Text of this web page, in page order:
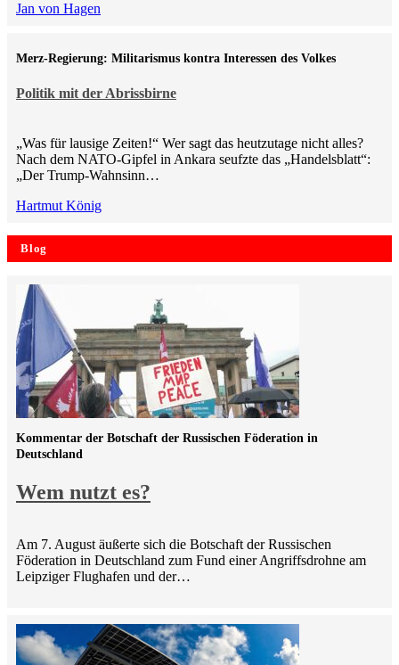
Jan von Hagen
Politik mit der Abrissbirne
Merz-Regierung: Militarismus kontra Inte­ressen des Volkes
„Was für lausige Zeiten!“ Wer sagt das heutzutage nicht alles?
Nach dem NATO-Gipfel in Ankara seufzte das „Handelsblatt“:
„Der Trump-Wahnsinn…
Hartmut König
Blog
Wem nutzt es?
Kommentar der Botschaft der Russischen Föderation in
Deutschland
Am 7. August äußerte sich die Botschaft der Russischen
Föderation in Deutschland zum Fund einer Angriffsdrohne am
Leipziger Flughafen und der…